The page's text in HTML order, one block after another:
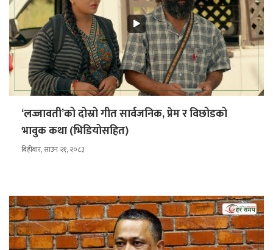
‘लज्जावती’को दोस्रो गीत सार्वजनिक, प्रेम र विछोडको
भावुक कथा (भिडियोसहित)
बिहीबार, साउन २१, २०८३